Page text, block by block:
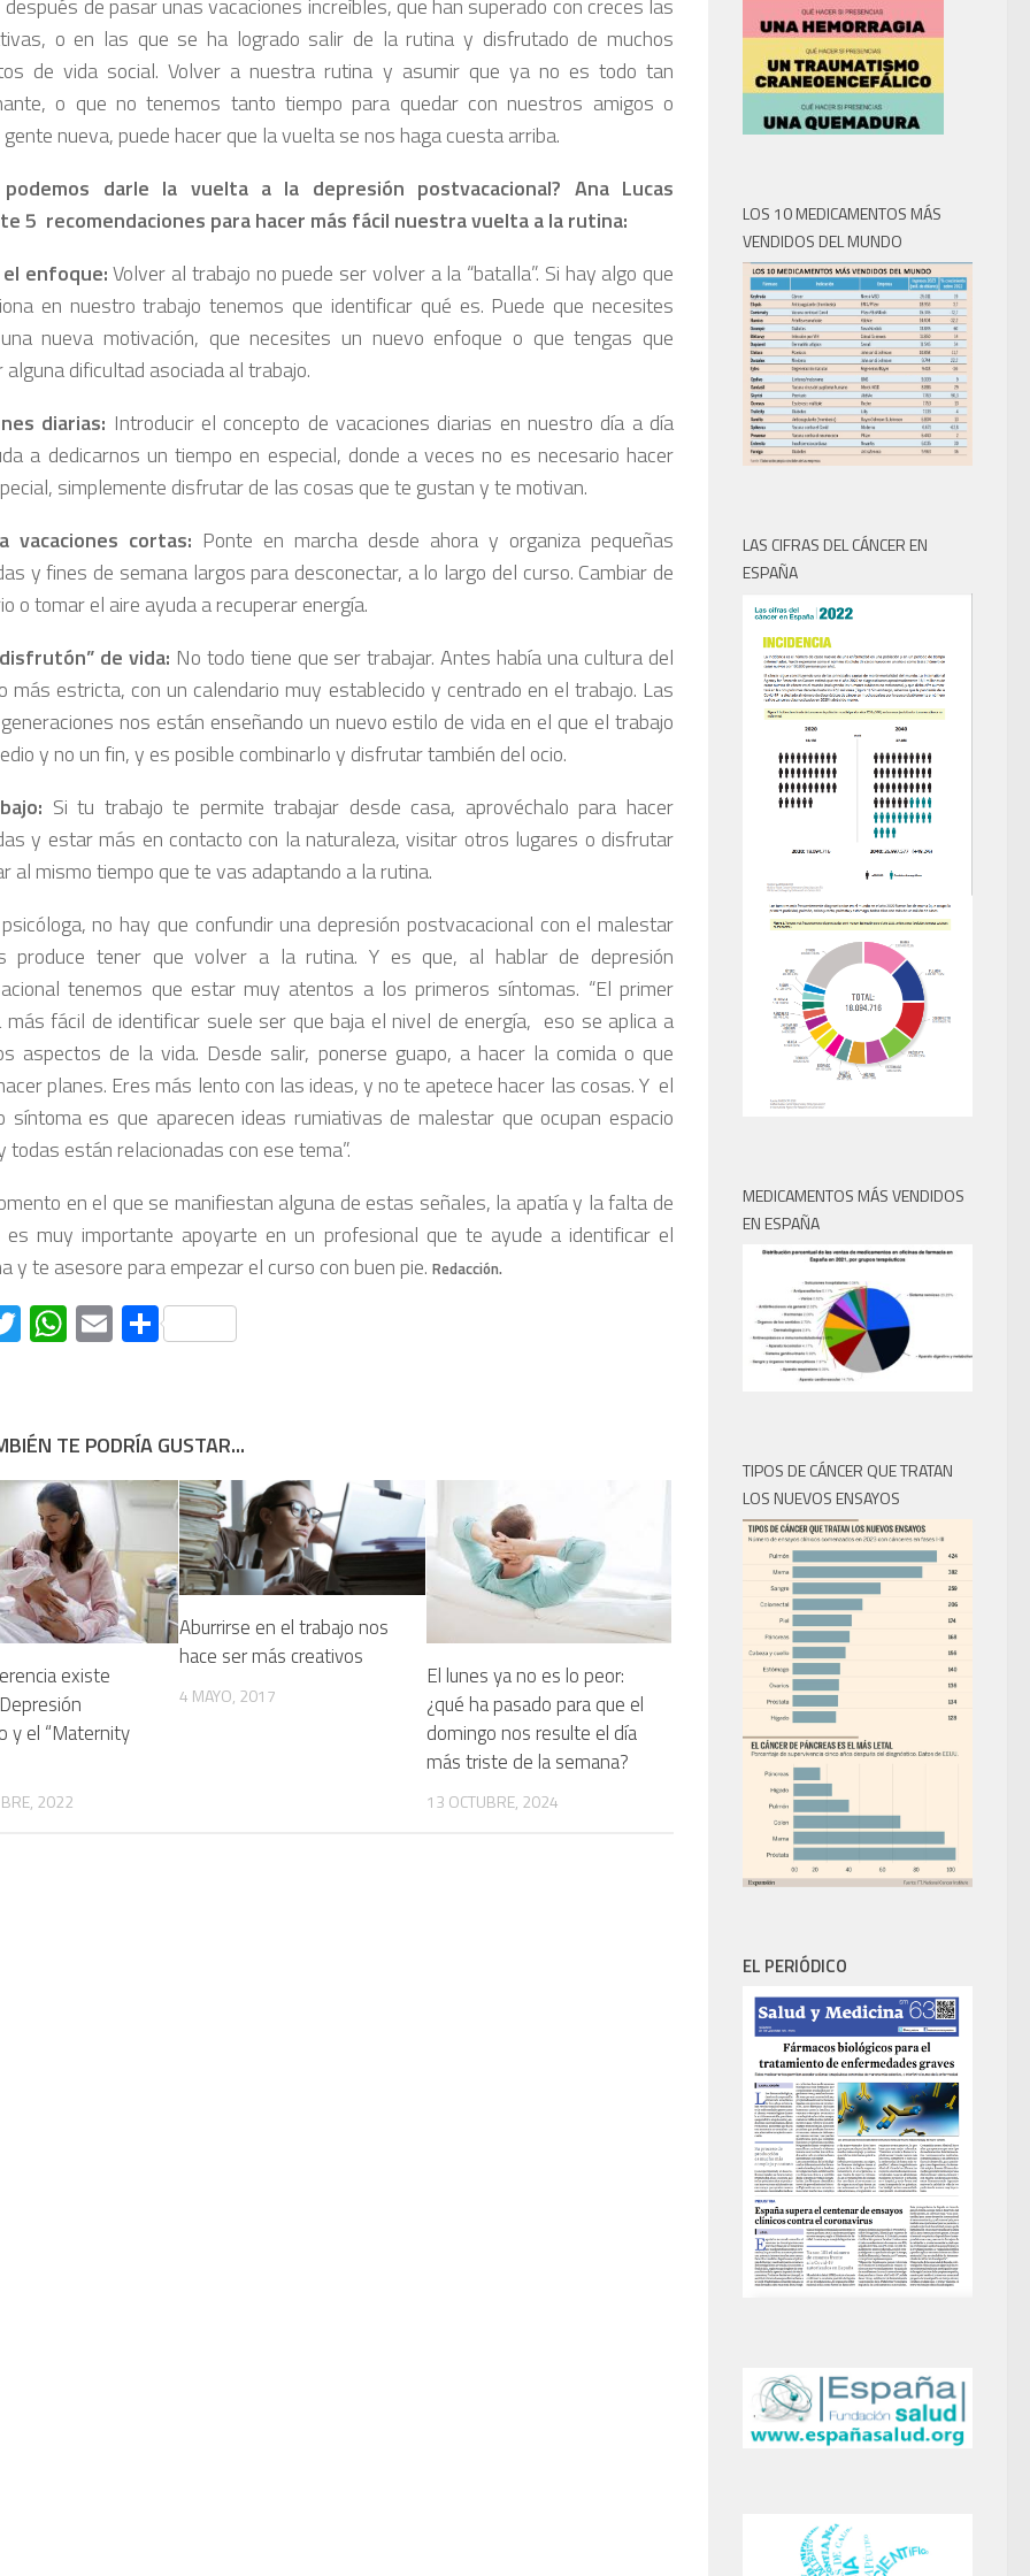
de pasar unas vacaciones increíbles, que han superado con creces las
o en las que se ha logrado salir de la rutina y disfrutado de muchos
de vida social. Volver a nuestra rutina y asumir que ya no es todo tan
o que no tenemos tanto tiempo para quedar con nuestros amigos o
nueva, puede hacer que la vuelta se nos haga cuesta arriba.
podemos darle la vuelta a la depresión postvacacional? Ana Lucas
5 recomendaciones para hacer más fácil nuestra vuelta a la rutina:
el enfoque:Volver al trabajo no puede ser volver a la “batalla”. Si hay algo que
en nuestro trabajo tenemos que identificar qué es. Puede que necesites
nueva motivación, que necesites un nuevo enfoque o que tengas que
dificultad asociada al trabajo.
diarias: Introducir el concepto de vacaciones diarias en nuestro día a día
a dedicarnos un tiempo en especial, donde a veces no es necesario hacer
simplemente disfrutar de las cosas que te gustan y te motivan.
vacaciones cortas: Ponte en marcha desde ahora y organiza pequeñas
y fines de semana largos para desconectar, a lo largo del curso. Cambiar de
o tomar el aire ayuda a recuperar energía.
de vida: No todo tiene que ser trabajar. Antes había una cultura del
más estricta, con un calendario muy establecido y centrado en el trabajo. Las
nos están enseñando un nuevo estilo de vida en el que el trabajo
y no un fin, y es posible combinarlo y disfrutar también del ocio.
Si tu trabajo te permite trabajar desde casa, aprovéchalo para hacer
y estar más en contacto con la naturaleza, visitar otros lugares o disfrutar
al mismo tiempo que te vas adaptando a la rutina.
no hay que confundir una depresión postvacacional con el malestar
produce tener que volver a la rutina. Y es que, al hablar de depresión
tenemos que estar muy atentos a los primeros síntomas. “El primer
más fácil de identificar suele ser que baja el nivel de energía, eso se aplica a
aspectos de la vida. Desde salir, ponerse guapo, a hacer la comida o que
planes. Eres más lento con las ideas, y no te apetece hacer las cosas. Y el
síntoma es que aparecen ideas rumiativas de malestar que ocupan espacio
todas están relacionadas con ese tema”.
en el que se manifiestan alguna de estas señales, la apatía y la falta de
es muy importante apoyarte en un profesional que te ayude a identificar el
y te asesore para empezar el curso con buen pie. Redacción.
Twitter
WhatsApp
EmailCompartir
TE PODRÍA GUSTAR...
existe
y el “Maternity
2022
Aburrirse en el trabajo nos
hace ser más creativos
4 MAYO, 2017
El lunes ya no es lo peor:
¿qué ha pasado para que el
domingo nos resulte el día
más triste de la semana?
13 OCTUBRE, 2024
LOS 10 MEDICAMENTOS MÁS
VENDIDOS DEL MUNDO
LAS CIFRAS DEL CÁNCER EN
ESPAÑA
MEDICAMENTOS MÁS VENDIDOS
EN ESPAÑA
TIPOS DE CÁNCER QUE TRATAN
LOS NUEVOS ENSAYOS
EL PERIÓDICO